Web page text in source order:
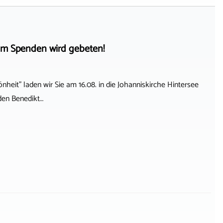
Spenden wird gebeten!
laden wir Sie am 16.08. in die Johanniskirche Hintersee
Benedikt…